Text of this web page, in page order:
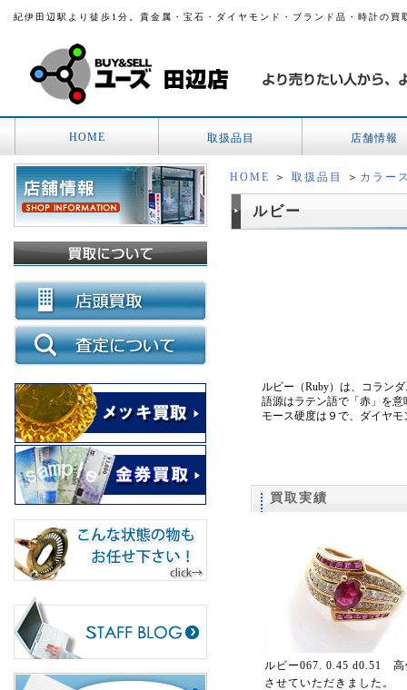
紀伊田辺駅より徒歩1分。貴金属・宝石・ダイヤモンド・ブランド品・時計の
HOME 取扱品目 店舗情報
HOME ＞ 取扱品目 ＞ カラー
ルビー
ルビー（Ruby）は、コラン
語源はラテン語で「赤」を意
モース硬度は９で、ダイヤ
買取実績
ルビー067. 0.45 d0.51 高
させていただきました。